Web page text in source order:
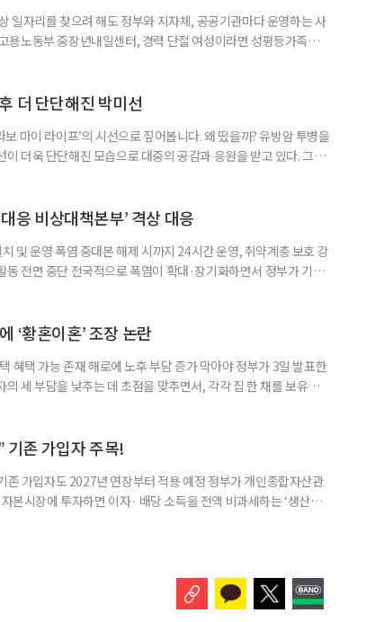
일자리를 찾으려 해도 정부와 지자체, 공공기관마다 운영하는 사
용노동부 중장년내일센터, 경력 단절 여성이라면 성평등가족부
지원제도 구직활동이 쉽지 않은 사람을 위한 제도다. 개인별 취
더 단단해진 박미선
마이 라이프’의 시선으로 짚어봅니다. 왜 떴을까? 유방암 투병을
더욱 단단해진 모습으로 대중의 공감과 응원을 받고 있다. 그러
은 재치 있는 말솜씨와 공감 능력으로
응 비상대책본부’ 격상 대응
및 운영 폭염 중대본 해제 시까지 24시간 운영, 취약계층 보호 강
전면 중단 전국적으로 폭염이 확대·장기화하면서 정부가 기존
폭염이 전국적으로 확대되고 장기화한 데 따른 것이다. 기존에
‘황혼이혼’ 조장 논란
혜택 가능 존재 해로에 노후 부담 증가 막아야 정부가 3일 발표한
세 부담을 낮추는 데 초점을 맞추면서, 각각 집 한 채를 보유한
채를 가진 것으로 보지만, 실제 이혼해 주거와 생계를 분
기존 가입자 주목!
가입자도 2027년 연장부터 적용 예정 정부가 개인종합자산관
본시장에 투자하면 이자· 배당 소득을 전액 비과세하는 ‘생산적